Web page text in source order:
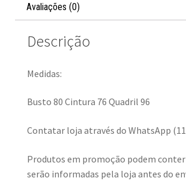
Avaliações (0)
Descrição
Medidas:
Busto 80 Cintura 76 Quadril 96
Contatar loja através do WhatsApp
Produtos em promoção podem conter
serão informadas pela loja antes do